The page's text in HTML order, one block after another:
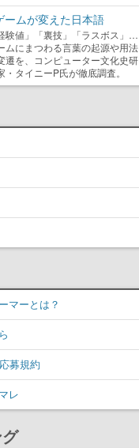
ームが変えた日本語
験値」「裏技」「ラスボス」…
ムにまつわる言葉の起源や用法
遷を、コンピューター文化史研
・タイニーP氏が徹底調査。
マーとは？
募規約
レ